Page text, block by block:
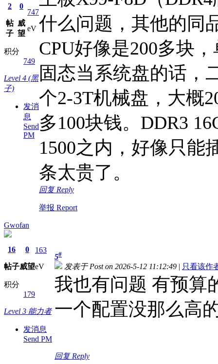
2
帖
子
0
威
望
747
eV
积分
749
Level 4 (黑
子)
发消
息
Send
PM
什么问题，其他的同
CPU好像是200多块
固态当系统盘的话，
个2-3T机械盘，大概
多100块钱。DDR3
1500之内，好像只能
条太贵了。
回复 Reply
举报 Report
Gwofan
16
帖子
0
威望
163
eV
积分
179
Level 3 能力者
发消息
Send PM
5#
发表于 Post on 2026-5-12 11:12:49 | 只看该作
我也有问题 有预算
一个配置没那么高
回复 Reply